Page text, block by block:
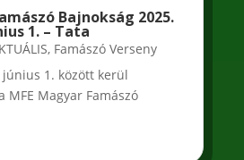
Bajnokság 2025.
1. – Tata
, Famászó Verseny
1. között kerül
MFE Magyar Famászó